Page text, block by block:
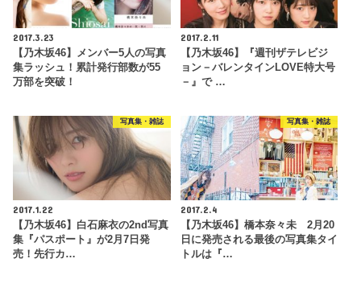
2017.3.23
【乃木坂46】メンバー5人の写真
集ラッシュ！累計発行部数が55
万部を突破！
2017.2.11
【乃木坂46】『週刊ザテレビジ
ョン－バレンタインLOVE特大号
－』で …
写真集・雑誌
2017.1.22
【乃木坂46】白石麻衣の2nd写真
集『パスポート』が2月7日発
売！先行カ…
写真集・雑誌
2017.2.4
【乃木坂46】橋本奈々未 2月20
日に発売される最後の写真集タイ
トルは『…